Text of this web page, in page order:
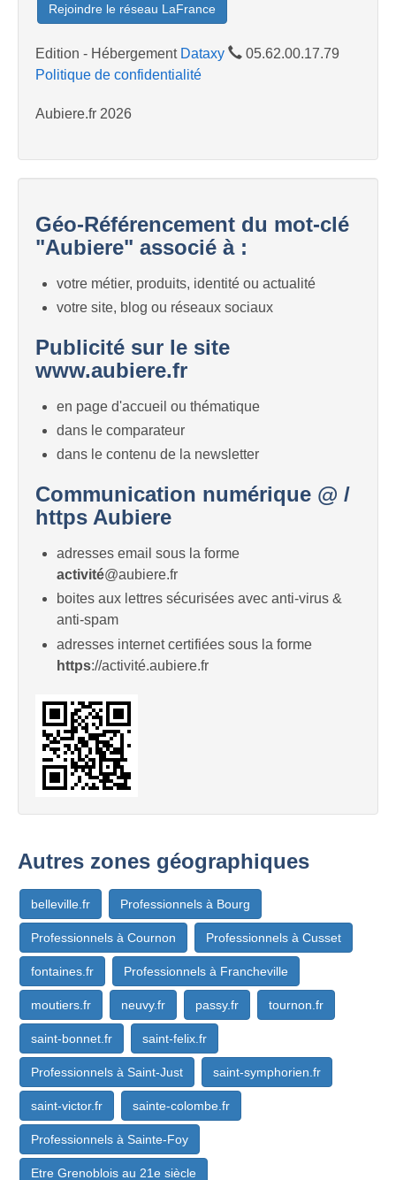
Rejoindre le réseau LaFrance
Edition - Hébergement Dataxy
05.62.00.17.79
Politique de confidentialité
Aubiere.fr 2026
Géo-Référencement du mot-clé
"Aubiere" associé à :
votre métier, produits, identité ou actualité
votre site, blog ou réseaux sociaux
Publicité sur le site
www.aubiere.fr
en page d'accueil ou thématique
dans le comparateur
dans le contenu de la newsletter
Communication numérique @ /
https Aubiere
adresses email sous la forme
activité@aubiere.fr
boites aux lettres sécurisées avec anti-virus &
anti-spam
adresses internet certifiées sous la forme
https://activité.aubiere.fr
Autres zones géographiques
belleville.fr Professionnels à Bourg
Professionnels à Cournon Professionnels à Cusset
fontaines.fr Professionnels à Francheville
moutiers.fr neuvy.fr passy.fr tournon.fr
saint-bonnet.fr saint-felix.fr
Professionnels à Saint-Just saint-symphorien.fr
saint-victor.fr sainte-colombe.fr
Professionnels à Sainte-Foy
Etre Grenoblois au 21e siècle